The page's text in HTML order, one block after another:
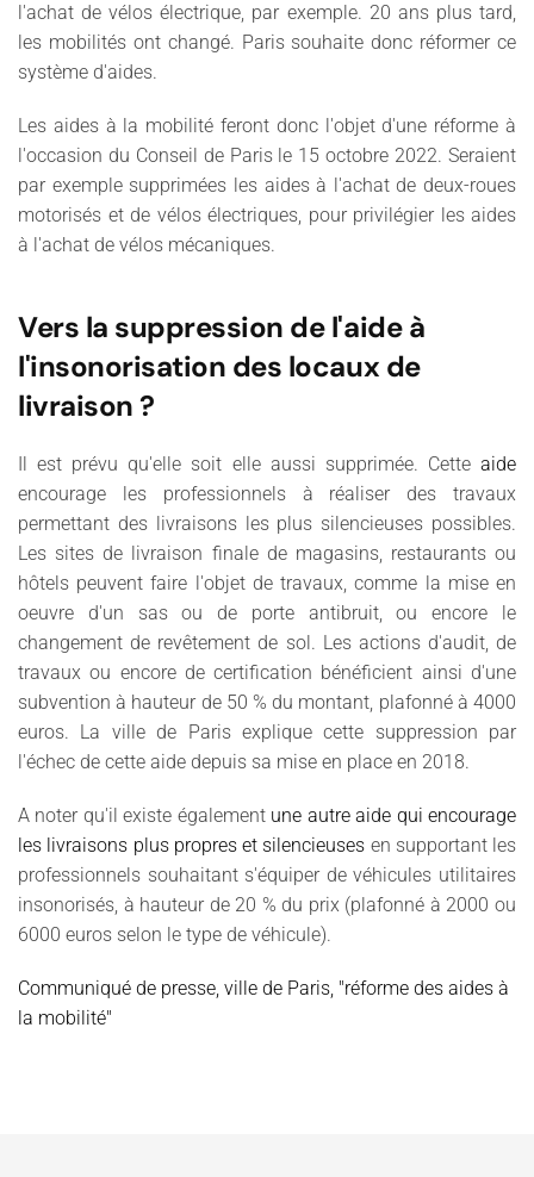
l'achat de vélos électrique, par exemple. 20 ans plus tard,
les mobilités ont changé. Paris souhaite donc réformer ce
système d'aides.
Les aides à la mobilité feront donc l'objet d'une réforme à
l'occasion du Conseil de Paris le 15 octobre 2022. Seraient
par exemple supprimées les aides à l'achat de deux-roues
motorisés et de vélos électriques, pour privilégier les aides
à l'achat de vélos mécaniques.
Vers la suppression de l'aide à
l'insonorisation des locaux de
livraison ?
Il est prévu qu'elle soit elle aussi supprimée. Cette aide
encourage les professionnels à réaliser des travaux
permettant des livraisons les plus silencieuses possibles.
Les sites de livraison finale de magasins, restaurants ou
hôtels peuvent faire l'objet de travaux, comme la mise en
oeuvre d'un sas ou de porte antibruit, ou encore le
changement de revêtement de sol. Les actions d'audit, de
travaux ou encore de certification bénéficient ainsi d'une
subvention à hauteur de 50 % du montant, plafonné à 4000
euros. La ville de Paris explique cette suppression par
l'échec de cette aide depuis sa mise en place en 2018.
A noter qu'il existe également une autre aide qui encourage
les livraisons plus propres et silencieuses en supportant les
professionnels souhaitant s'équiper de véhicules utilitaires
insonorisés, à hauteur de 20 % du prix (plafonné à 2000 ou
6000 euros selon le type de véhicule).
Communiqué de presse, ville de Paris, "réforme des aides à
la mobilité"